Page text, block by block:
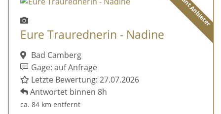
Eure Traurednerin - Nadine
Bad Camberg
Gage: auf Anfrage
Letzte Bewertung: 27.07.2026
Antwortet binnen 8h
ca. 84 km entfernt